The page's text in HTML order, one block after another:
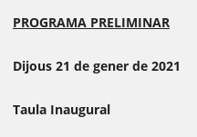
PROGRAMA PRELIMINAR
Dijous 21 de gener de 2021
Taula Inaugural